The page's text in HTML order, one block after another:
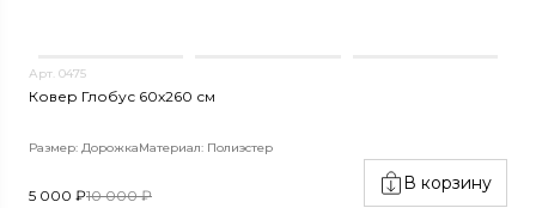
Арт. 0475
Ковер Глобус 60х260 см
Размер: ДорожкаМатериал: Полиэстер
5 000 ₽10 000 ₽
В корзину